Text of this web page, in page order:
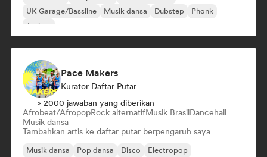
UK Garage/Bassline
Musik dansa Dubstep
Phonk
Techno
Pace Makers
Kurator Daftar Putar
> 2000 jawaban yang diberikan
Afrobeat/AfropopRock alternatifMusik BrasilDancehall
Musik dansa
Tambahkan artis ke daftar putar berpengaruh saya
Musik dansa Pop dansa Disco
Electropop